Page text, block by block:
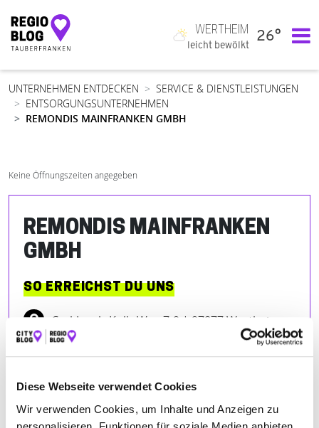
Diese Webseite verwendet Cookies
Wir verwenden Cookies, um Inhalte und Anzeigen zu
Hauptnavigation
WERTHEIM
leicht bewölkt
26°
UNTERNEHMEN ENTDECKEN
SERVICE & DIENSTLEISTUNGEN
ENTSORGUNGSUNTERNEHMEN
REMONDIS MAINFRANKEN GMBH
Keine Öffnungszeiten angegeben
REMONDIS MAINFRANKEN
GMBH
SO ERREICHST DU UNS
Carl-Jacob-Kolb-Weg 7-9 | 97877 Wertheim-
Bestenheid DE